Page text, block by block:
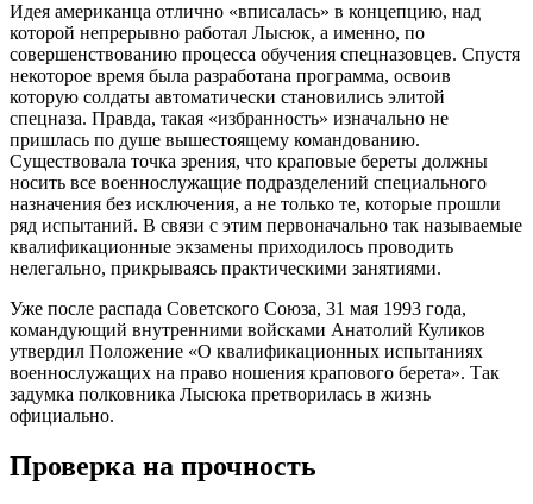
Идея американца отлично «вписалась» в концепцию, над
которой непрерывно работал Лысюк, а именно, по
совершенствованию процесса обучения спецназовцев. Спустя
некоторое время была разработана программа, освоив
которую солдаты автоматически становились элитой
спецназа. Правда, такая «избранность» изначально не
пришлась по душе вышестоящему командованию.
Существовала точка зрения, что краповые береты должны
носить все военнослужащие подразделений специального
назначения без исключения, а не только те, которые прошли
ряд испытаний. В связи с этим первоначально так называемые
квалификационные экзамены приходилось проводить
нелегально, прикрываясь практическими занятиями.
Уже после распада Советского Союза, 31 мая 1993 года,
командующий внутренними войсками Анатолий Куликов
утвердил Положение «О квалификационных испытаниях
военнослужащих на право ношения крапового берета». Так
задумка полковника Лысюка претворилась в жизнь
официально.
Проверка на прочность